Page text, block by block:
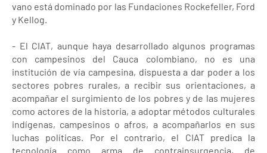
vano está dominado por las Fundaciones Rockefeller, Ford
y Kellog.
- El CIAT, aunque haya desarrollado algunos programas
con campesinos del Cauca colombiano, no es una
institución de vía campesina, dispuesta a dar poder a los
sectores pobres rurales, a recibir sus orientaciones, a
acompañar el surgimiento de los pobres y de las mujeres
como actores de la historia, a adoptar métodos culturales
indígenas, campesinos o afros, a acompañarlos en sus
luchas políticas. Por el contrario, el CIAT predica la
tecnología como arma de contrainsurgencia, de